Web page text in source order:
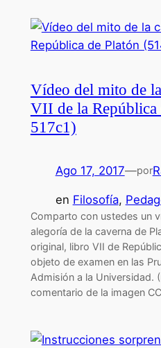
Vídeo del mito de
VII de la República
517c1)
Ago 17, 2017—por
en Filosofía,
Comparto con ustedes un
alegoría de la caverna de
original, libro VII de
objeto de examen en las
Admisión a la Universidad.
comentario de la imagen